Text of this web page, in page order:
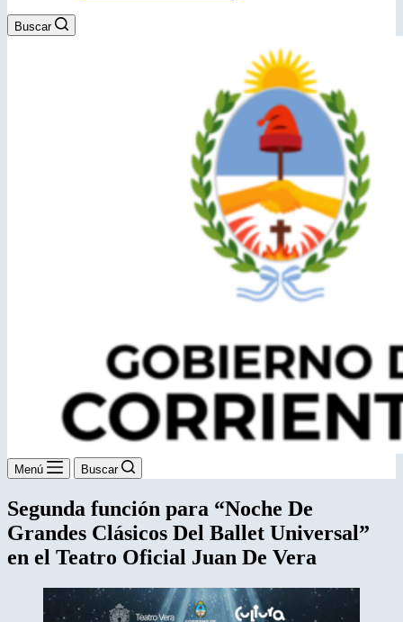
Buscar
Menú Buscar
Segunda función para “Noche De
Grandes Clásicos Del Ballet Universal”
en el Teatro Oficial Juan De Vera